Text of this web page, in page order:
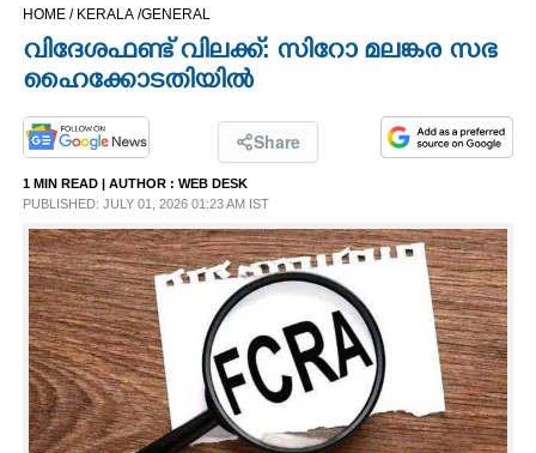
CINEMA
OPINION
PHOTOS
LIFESTYLE
SPIRITUAL
INFO+
ART
HOME / KERALA /GENERAL
വിദേശഫണ്ട് വിലക്ക്: സിറോ മലങ്കര സഭ
ഹൈക്കോടതിയിൽ
Share
1 MIN READ | AUTHOR : WEB DESK
PUBLISHED: JULY 01, 2026 01:23 AM IST